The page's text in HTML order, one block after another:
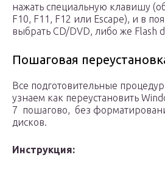
нажать специальную клавишу
F10, F11, F12 или Escape), и в
выбрать CD/DVD, либо же Flash
Пошаговая
Все подготовительные
узнаем как переустановить
7 пошагово, без
дисков.
Инструкция: